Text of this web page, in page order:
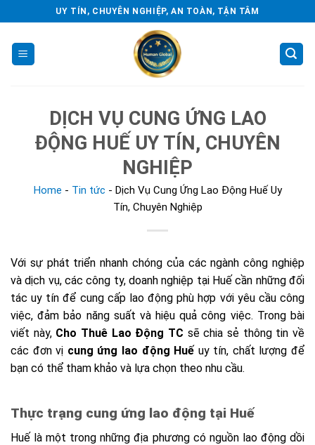
to
content
UY TÍN, CHUYÊN NGHIỆP, AN TOÀN, TẬN TÂM
DỊCH VỤ CUNG ỨNG LAO
ĐỘNG HUẾ UY TÍN, CHUYÊN
NGHIỆP
Home - Tin tức - Dịch Vụ Cung Ứng Lao Động Huế Uy
Tín, Chuyên Nghiệp
Với sự phát triển nhanh chóng của các ngành công nghiệp
và dịch vụ, các công ty, doanh nghiệp tại Huế cần những đối
tác uy tín để cung cấp lao động phù hợp với yêu cầu công
việc, đảm bảo năng suất và hiệu quả công việc. Trong bài
viết này, Cho Thuê Lao Động TC sẽ chia sẻ thông tin về
các đơn vị cung ứng lao động Huế uy tín, chất lượng để
bạn có thể tham khảo và lựa chọn theo nhu cầu.
Thực trạng cung ứng lao động tại Huế
Huế là một trong những địa phương có nguồn lao động dồi